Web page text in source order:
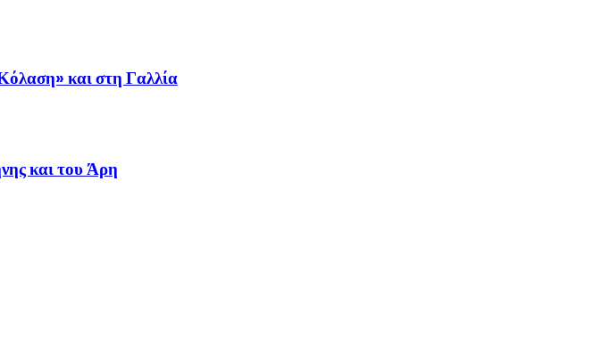
και στη Γαλλία
και του Άρη